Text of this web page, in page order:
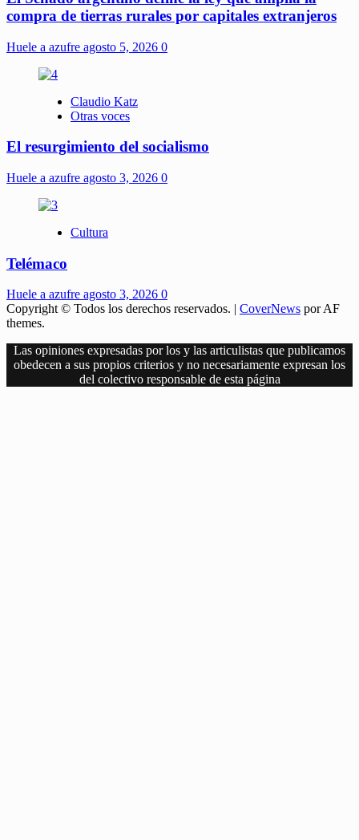
compra de tierras rurales por capitales extranjeros
Huele a azufre agosto 5, 2026 0
Claudio Katz
Otras voces
El resurgimiento del socialismo
Huele a azufre agosto 3, 2026 0
Cultura
Telémaco
Huele a azufre agosto 3, 2026 0
Copyright © Todos los derechos reservados. | CoverNews por AF
themes.
Las opiniones expresadas por los y las articulistas que publicamos
obedecen a sus propios criterios y no necesariamente expresan los
del colectivo responsable de esta página